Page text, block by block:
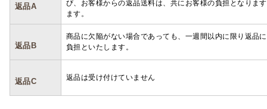
返品A
び、お客様からの返品送料は、共にお客様の負担となりま
ます。
返品B
商品に欠陥がない場合であっても、一週間以内に限り返品
負担といたします。
返品C 返品は受け付けていません